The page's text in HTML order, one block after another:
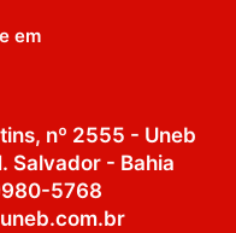
em
nº 2555 - Uneb
Salvador - Bahia
5768